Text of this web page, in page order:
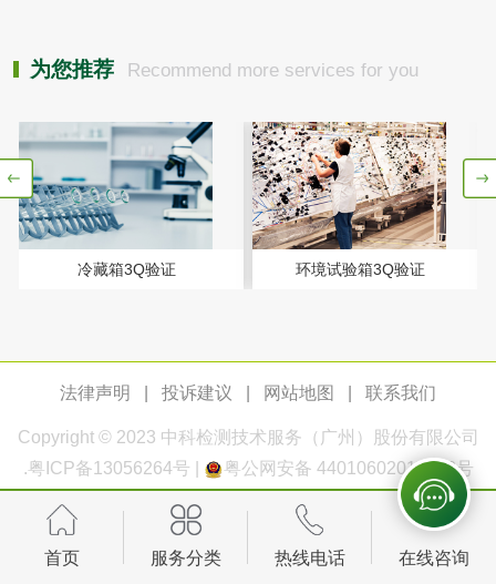
为您推荐 Recommend more services for you
冷藏箱3Q验证 环境试验箱3Q验证
法律声明 投诉建议 网站地图 联系我们
Copyright © 2023 中科检测 技术服务（广州）股份有限公司
.粤ICP备13056264号 粤公网安备 44010602011168号
首页 服务分类 热线电话 在线咨询
活性炭检测 煤质颗粒活性炭检
测
脱硫脱硝活性炭检
煤质活性炭检测
电厂水处理活性炭
检测
木质活性炭检测
木质净水用活性炭
肥料检测 微生物肥料检测
化肥检测 微生物菌剂检测
有机肥检测 钾肥检测